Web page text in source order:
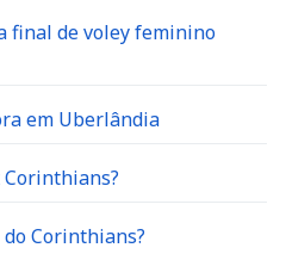
final de voley feminino
em Uberlândia
Corinthians?